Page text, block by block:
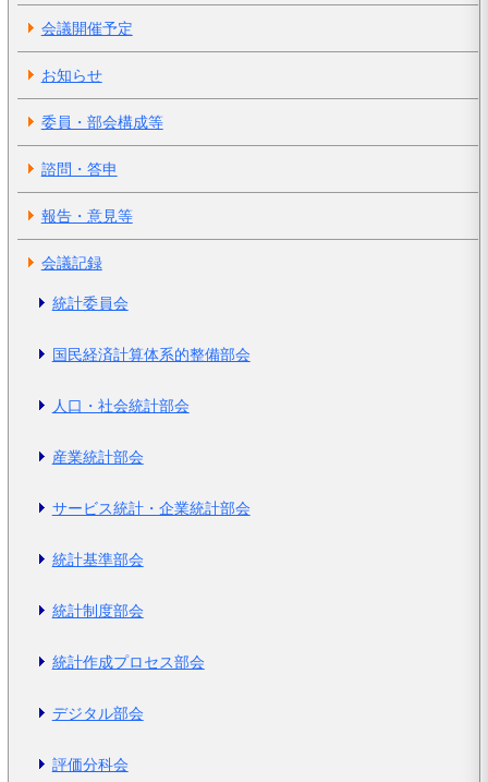
会議開催予定
お知らせ
委員・部会構成等
諮問・答申
報告・意見等
会議記録
統計委員会
国民経済計算体系的整備部会
人口・社会統計部会
産業統計部会
サービス統計・企業統計部会
統計基準部会
統計制度部会
統計作成プロセス部会
デジタル部会
評価分科会